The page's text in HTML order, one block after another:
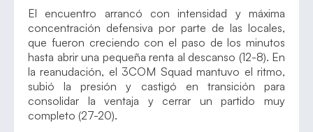
El encuentro arrancó con intensidad y máxima
concentración defensiva por parte de las locales,
que fueron creciendo con el paso de los minutos
hasta abrir una pequeña renta al descanso (12-8). En
la reanudación, el 3COM Squad mantuvo el ritmo,
subió la presión y castigó en transición para
consolidar la ventaja y cerrar un partido muy
completo (27-20).